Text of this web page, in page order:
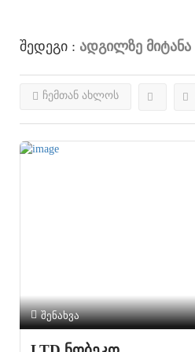
Შედეგი : Ადგილზე Მიტანა
ჩემთან ახლოს
შენახვა